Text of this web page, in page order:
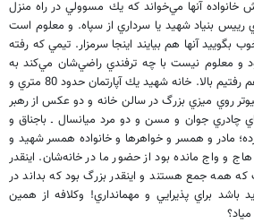
آنها مي‌خواند كه يك مسوولي در راه منزل
بنياد شهيد يا سرداري از سپاه. و معلوم است
بگوييد آنها هم بيايند اينجا سرمزار. تيمي كه رفته
و معلوم نيست با چه ترفندي راضي‌شان مي‌كند به
آمدن. بالاخره آنها آمدند و ما هم رفتيم بالا. خانه شهيد يك آپارتمان حدود 80 متري و
روي ميزي بزرگ در سالن خانه و دو عكس از رهبر
چادري جوان و مسن و دو مرد ميانسال ـ باجناق و
مادر و همسر و خواهرها و خانواده همسر شهيد و
و واج مانده بود از حضور ما در خانه‌شان. اينقدر
همه جمع هستند و اينقدر بزرگ بود كه بداند در
براي پذيرايي و مهمانداري! وكلافه از همين